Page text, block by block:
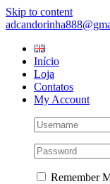
Skip to content
Início
Loja
Contatos
My Account
Remember